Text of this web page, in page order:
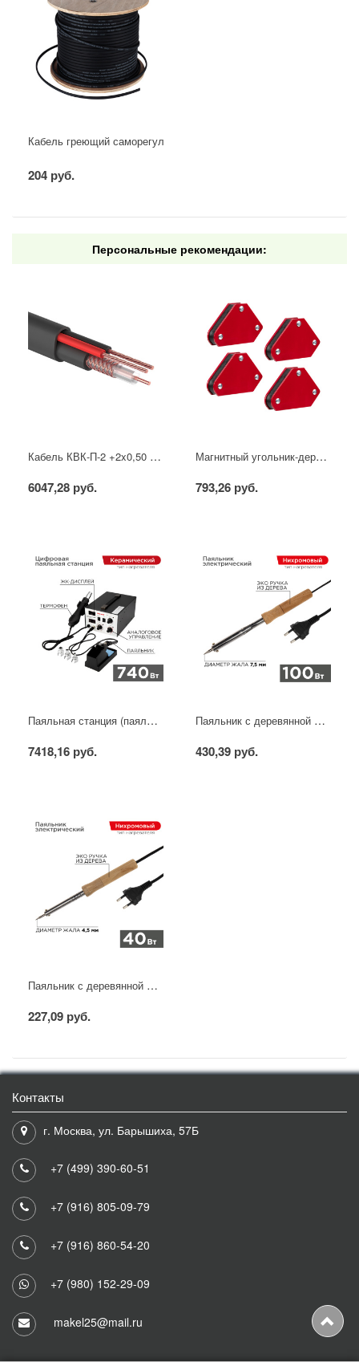
Кабель греющий саморегулирующийся для труб, водостоков,
204 руб.
Персональные рекомендации:
Кабель КВК-П-2 +2x0,50 мм² (Cu/CCA) (96) черный, 200 м, PROconnect
6047,28 руб.
Магнитный угольник-держатель для сварки набор 4 шт. на 4 кг REXANT
793,26 руб.
Паяльная станция (паяльник + фен), модель R852AD+, 100-500°C, LED дисплей REXANT
7418,16 руб.
Паяльник с деревянной ручкой, серия WOOD, 100Вт, 230В, блистер PROconnect
430,39 руб.
Паяльник с деревянной ручкой, серия WOOD, 40Вт, 230В, блистер PROconnect
227,09 руб.
Контакты
г. Москва, ул. Барышиха, 57Б
+7 (499) 390-60-51
+7 (916) 805-09-79
+7 (916) 860-54-20
+7 (980) 152-29-09
makel25@mail.ru